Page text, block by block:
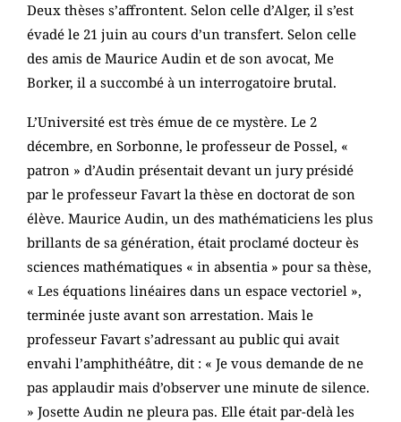
Deux thèses s’affrontent. Selon celle d’Alger, il s’est
évadé le 21 juin au cours d’un transfert. Selon celle
des amis de Maurice Audin et de son avocat, Me
Borker, il a succombé à un interrogatoire brutal.
L’Université est très émue de ce mystère. Le 2
décembre, en Sorbonne, le professeur de Possel, «
patron » d’Audin présentait devant un jury présidé
par le professeur Favart la thèse en doctorat de son
élève. Maurice Audin, un des mathématiciens les plus
brillants de sa génération, était proclamé docteur ès
sciences mathématiques « in absentia » pour sa thèse,
« Les équations linéaires dans un espace vectoriel »,
terminée juste avant son arrestation. Mais le
professeur Favart s’adressant au public qui avait
envahi l’amphithéâtre, dit : « Je vous demande de ne
pas applaudir mais d’observer une minute de silence.
» Josette Audin ne pleura pas. Elle était par-delà les